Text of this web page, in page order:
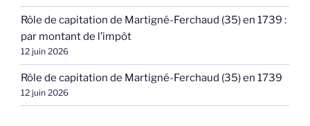
Rôle de capitation de Martigné-Ferchaud (35) en 1739 :
par montant de l’impôt
12 juin 2026
Rôle de capitation de Martigné-Ferchaud (35) en 1739
12 juin 2026